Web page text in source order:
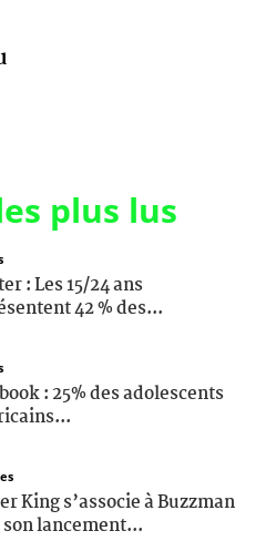
plus lus
: Les 15/24 ans
42 % des...
: 25% des adolescents
King s’associe à Buzzman
lancement...